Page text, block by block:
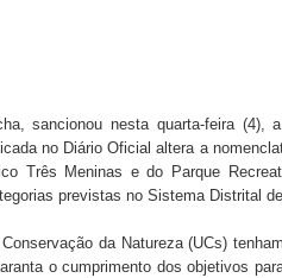
sancionou nesta quarta-feira (4),
no Diário Oficial altera a
Três Meninas e do Parque
previstas no Sistema Distrital
da Natureza (UCs)
o cumprimento dos objetivos